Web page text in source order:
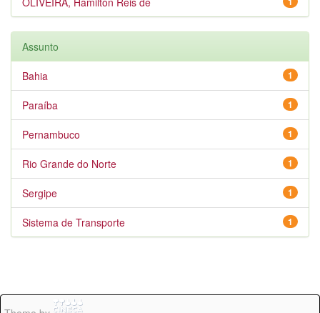
Assunto
1
Bahia
1
Paraíba
1
Pernambuco
1
Rio Grande do Norte
1
Sergipe
1
Sistema de Transporte